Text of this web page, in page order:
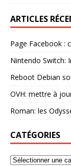
ARTICLES
Page Facebook :
Nintendo Switch:
Reboot Debian
OVH: mettre à
Roman: les
CATÉGORIES